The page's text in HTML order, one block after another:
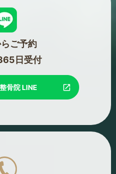
ご予約
日受付
骨院 LINE